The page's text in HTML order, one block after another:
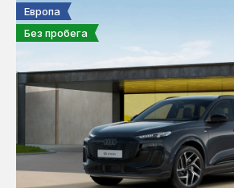
Автомат
Привод
Задний
Передний
Европа
Без пробега